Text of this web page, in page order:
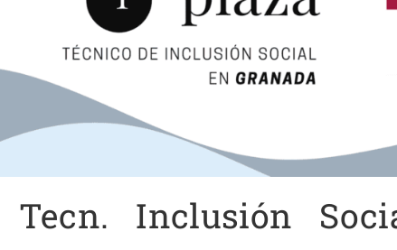
Inclusión